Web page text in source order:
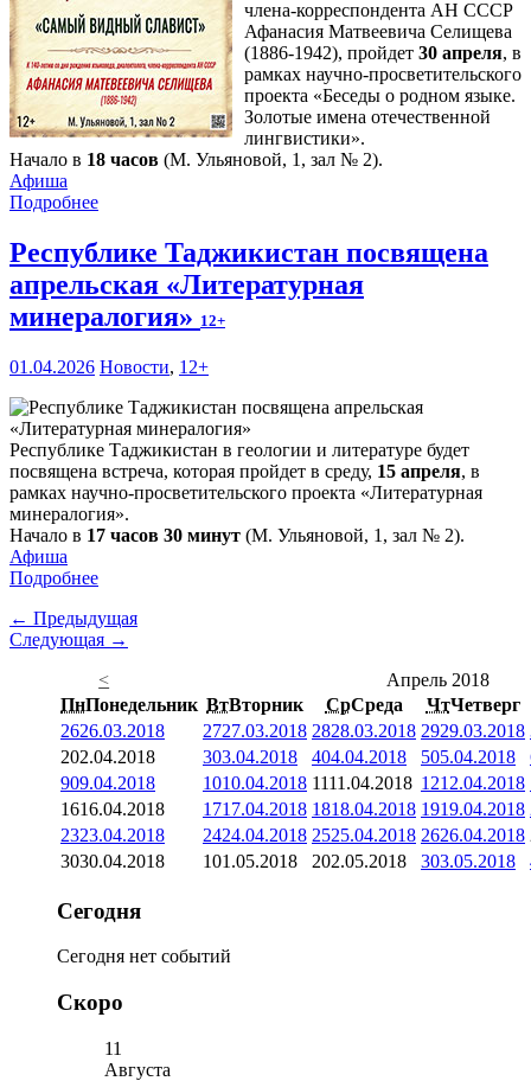
члена-корреспондента АН СССР
Афанасия Матвеевича Селищева
(1886-1942), пройдет 30 апреля, в
рамках научно-просветительского
проекта «Беседы о родном языке.
Золотые имена отечественной
лингвистики».
Начало в 18 часов (М. Ульяновой, 1, зал № 2).
Афиша
Подробнее
Республике Таджикистан посвящена
апрельская «Литературная
минералогия» 12+
01.04.2026 Новости, 12+
Республике Таджикистан в геологии и литературе будет
посвящена встреча, которая пройдет в среду, 15 апреля, в
рамках научно-просветительского проекта «Литературная
минералогия».
Начало в 17 часов 30 минут (М. Ульяновой, 1, зал № 2).
Афиша
Подробнее
← Предыдущая
Следующая →
<
Апрель 2018
ПнПонедельник ВтВторник СрСреда ЧтЧетверг
2626.03.2018 2727.03.2018 2828.03.2018 2929.03.2018
202.04.2018 303.04.2018 404.04.2018 505.04.2018
909.04.2018 1010.04.2018 1111.04.2018 1212.04.2018
1616.04.2018 1717.04.2018 1818.04.2018 1919.04.2018
2323.04.2018 2424.04.2018 2525.04.2018 2626.04.2018
3030.04.2018 101.05.2018 202.05.2018 303.05.2018
Сегодня
Сегодня нет событий
Скоро
11
Августа